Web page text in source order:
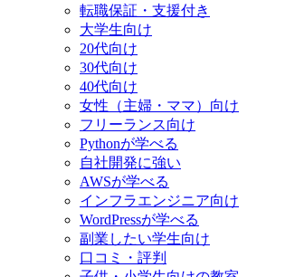
転職保証・支援付き
大学生向け
20代向け
30代向け
40代向け
女性（主婦・ママ）向け
フリーランス向け
Pythonが学べる
自社開発に強い
AWSが学べる
インフラエンジニア向け
WordPressが学べる
副業したい学生向け
口コミ・評判